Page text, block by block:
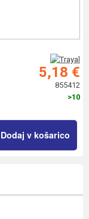
5,18 €
855412
>10
Dodaj v košarico